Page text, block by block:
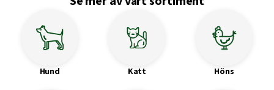
Hund Katt Höns